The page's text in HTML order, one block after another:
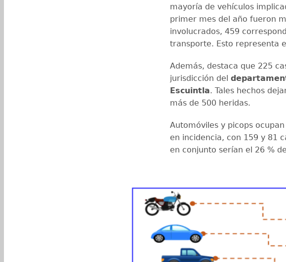
mayoría de vehículos
primer mes del año fueron
involucrados, 459
transporte. Esto representa
Además, destaca que 225
jurisdicción del
Escuintla. Tales hechos
más de 500 heridas.
Automóviles y picops
en incidencia, con 159 y 81
en conjunto serían el 26 %